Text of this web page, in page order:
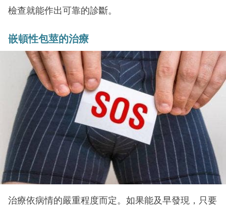
檢查就能作出可靠的診斷。
嵌頓性包莖的治療
治療依病情的嚴重程度而定。如果能及早發現，只要